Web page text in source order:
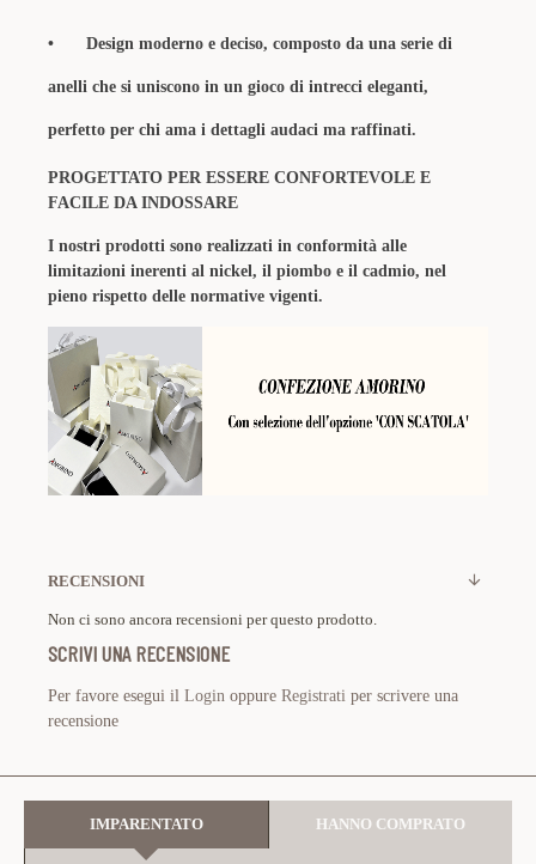
• Design moderno e deciso, composto da una serie di
anelli che si uniscono in un gioco di intrecci eleganti,
perfetto per chi ama i dettagli audaci ma raffinati.
PROGETTATO PER ESSERE CONFORTEVOLE E
FACILE DA INDOSSARE
I nostri prodotti sono realizzati in conformità alle
limitazioni inerenti al nickel, il piombo e il cadmio, nel
pieno rispetto delle normative vigenti.
RECENSIONI
Non ci sono ancora recensioni per questo prodotto.
SCRIVI UNA RECENSIONE
Per favore esegui il Login oppure Registrati per scrivere una
recensione
IMPARENTATO HANNO COMPRATO